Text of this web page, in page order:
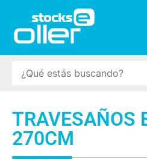
TRAVESAÑOS
270CM